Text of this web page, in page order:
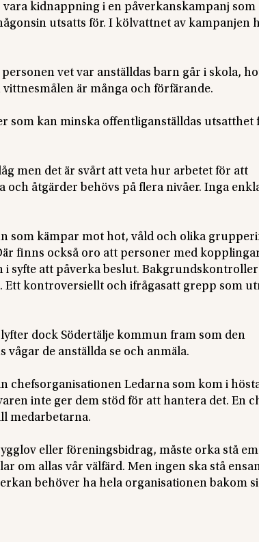
kidnappning i en påverkanskampanj som
utsatts för. I kölvattnet av kampanjen
vet var anställdas barn går i skola,
är många och förfärande.
som kan minska offentliganställdas utsatthet
men det är svårt att veta hur arbetet för att
åtgärder behövs på flera nivåer. Inga
som kämpar mot hot, våld och olika
finns också oro att personer med
syfte att påverka beslut.
kontroversiellt och ifrågasatt grepp som
dock Södertälje kommun fram som den
de anställda se och anmäla.
Ledarna som kom i
inte ger dem stöd för att hantera det. En
medarbetarna.
eller föreningsbidrag, måste orka stå
om allas vår välfärd. Men ingen ska stå
behöver ha hela organisationen bakom